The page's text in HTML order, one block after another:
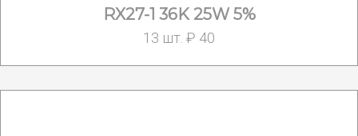
RX27-1 36K 25W 5%
13 шт. ₽ 40